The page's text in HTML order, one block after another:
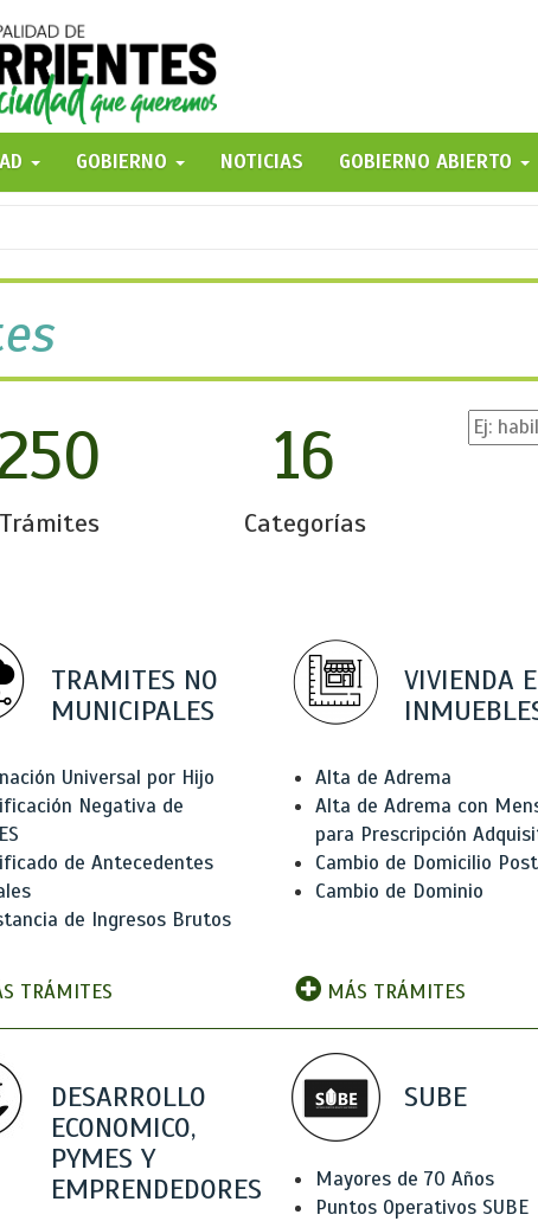
GOBIERNO NOTICIAS GOBIERNO ABIERTO
250
Trámites
16
Categorías
TRAMITES NO
MUNICIPALES
Universal por Hijo
Negativa de
de Antecedentes
de Ingresos Brutos
TRÁMITES
VIVIENDA E
Alta de Adrema
Alta de Adrema con
para Prescripción
Cambio de Domicilio
Cambio de Dominio
MÁS TRÁMITES
DESARROLLO
ECONOMICO,
PYMES Y
EMPRENDEDORES
SUBE
Mayores de 70 Años
Puntos Operativos SUBE